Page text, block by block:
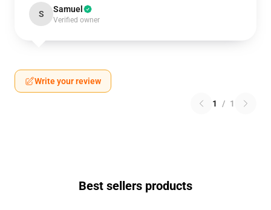
S Samuel
Verified owner
Write your review
1 / 1
Best sellers products